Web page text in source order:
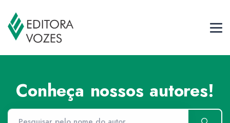
Conheça nossos autores!